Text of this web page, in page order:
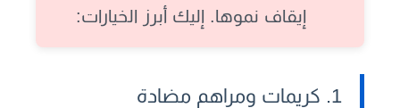
إيقاف نموها. إليك أبرز الخيارات:
1. كريمات ومراهم مضادة